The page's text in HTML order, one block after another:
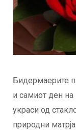
Бидермаерите
и самиот ден
украси од
природни